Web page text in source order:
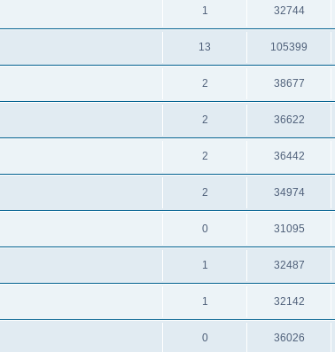
1 32744
13 105399
2 38677
2 36622
2 36442
2 34974
0 31095
1 32487
1 32142
0 36026